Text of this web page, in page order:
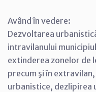
Având în vedere:
Dezvoltarea
intravilanului
extinderea zonelor de
precum şi în
urbanistice, dezlipirea